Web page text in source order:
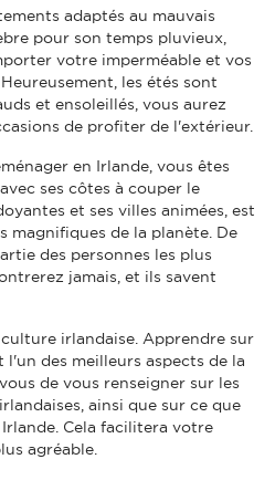
adaptés au mauvais
pour son temps pluvieux,
votre imperméable et vos
les étés sont
et ensoleillés, vous aurez
de profiter de l'extérieur.
en Irlande, vous êtes
ses côtes à couper le
et ses villes animées, est
magnifiques de la planète. De
des personnes les plus
jamais, et ils savent
irlandaise. Apprendre sur
des meilleurs aspects de la
de vous renseigner sur les
ainsi que sur ce que
Cela facilitera votre
agréable.